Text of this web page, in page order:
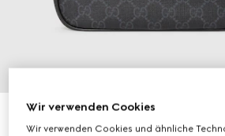
Kleine GG Black Messengertasche
Wir verwenden Cookies
Wir verwenden Cookies und ähnliche